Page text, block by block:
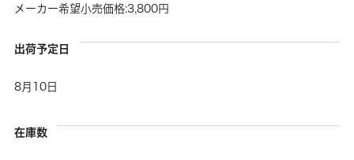
メーカー希望小売価格:3,800円
出荷予定日
8月10日
在庫数